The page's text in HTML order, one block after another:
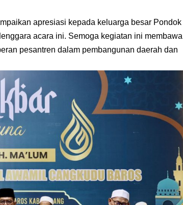
apresiasi kepada keluarga besar Pondok
acara ini. Semoga kegiatan ini membawa
pesantren dalam pembangunan daerah dan